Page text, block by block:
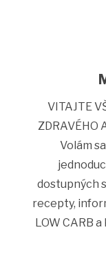
VITAJTE
ZDRAVÉHO
Volám
dostupných
recepty,
LOW CARB